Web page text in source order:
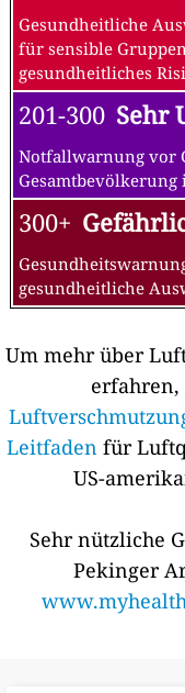
Gesundheitliche
für sensible
gesundheitliches
201-300 Sehr
Notfallwarnung vor
300+
gesundheitliche
Um mehr über
erfahren,
Leitfaden für
US-
Sehr nützliche
Pekinger